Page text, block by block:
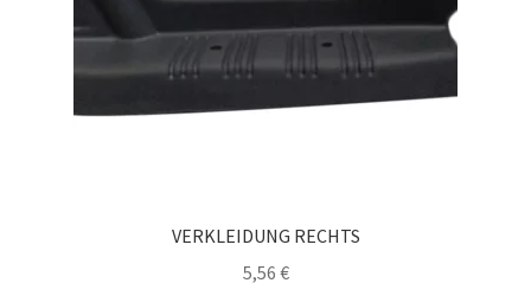
VERKLEIDUNG RECHTS
5,56 €